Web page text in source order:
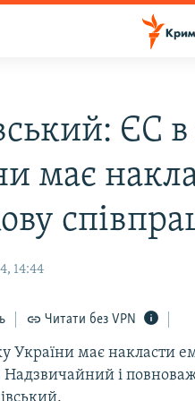
ЄС
має
14:44
Читати без VPN
України має накласти
Надзвичайний і